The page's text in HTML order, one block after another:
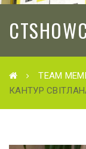
TEAM
КАНТУР